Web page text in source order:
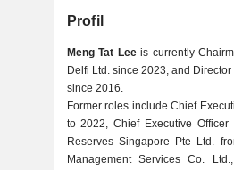
Profil
Meng Tat Leeis currently
Delfi Ltd. since 2023, and
since 2016.
Former roles include Chief
to 2022, Chief Executive
Reserves Singapore Pte Ltd.
Management Services Co.